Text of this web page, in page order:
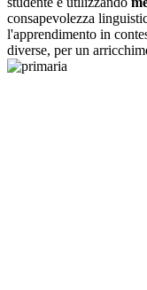
consapevolezza
l'apprendimento in
diverse, per un